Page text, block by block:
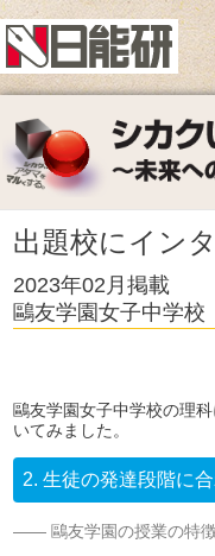
出題校にイン
2023年02月掲載
鷗友学園女子中学校
鷗友学園女子中学校の理
いてみました。
2. 生徒の発達段階に
鷗友学園の授業の特